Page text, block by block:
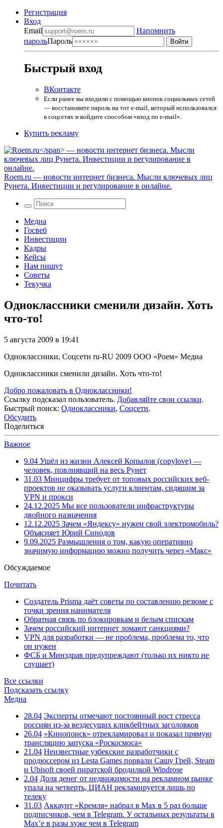
Регистрация
Вход
Email
Напомнить
парольПароль
Быстрый вход
ВКонтакте
Если ранее вы входили с помощью кнопок социальных сетей
— восстановите пароль на тот e-mail, который использовался
в соцсетях и войдите способом «вход по e-mail».
Купить рекламу
Roem.ru — новости интернет бизнеса. Мысли ключевых лиц
Рунета. Инвестиции и регулирование в онлайне.
Медиа
Госвеб
Инвестиции
Кадры
Кейсы
Нам пишут
Советы
Текучка
Одноклассники сменили дизайн. Хоть
что-то!
5 августа 2009 в 19:41
Одноклассники, Соцсети ru-RU 2009 ООО «Роем» Медиа
Одноклассники сменили дизайн. Хоть что-то!
Добро пожаловать в Одноклассники!
Ссылку подсказал пользователь. Добавляйте свои ссылки.
Быстрый поиск: Одноклассники, Соцсети.
Обсудить
Поделиться
Важное
9.04 Ушёл из жизни Алексей Копылов (copylove) —
человек, повлиявший на весь Рунет
31.03 Минцифры требует от топовых российских веб-
проектов не оказывать услуги клиентам, сидящим за
VPN и прокси
24.12.2025 Мы все пользователи инфраструктуры
двойного назначения
12.12.2025 Зачем «Яндексу» нужен свой электромобиль?
Объясняет Юрий Синодов
9.09.2025 Размышления о том, какую оперативно
значимую информацию можно получить через «Макс»
Обсуждаемое
Почитать
Создатель Prisma даёт советы по составлению резюме с
точки зрения нанимателя
Обратная связь по блокировкам и белым спискам
Зачем российский интернет ломают санкциями?
VPN для разработки — не проблема, проблема то, что
он нужен
ФСБ и Минздрав предупреждают (только их никто не
слушает)
Все ссылки
Подсказать ссылку
Медиа
28.04 Эксперты отмечают постоянный рост стресса
россиян из-за вездесущих кликбейтных заголовков
26.04 «Кинопоиск» отрекламировал и показал прямую
трансляцию запуска «Роскосмоса»
21.04 Неизвестные узбекские разработчики с
продюссером из Lesta Games порвали Сашу Грей, Steam
и Ubisoft своей пиратской бродилкой Windrose
2.04 Доля денег от недвижимости на рекламном рынке
упала на четверть, ЦИАН рекламируется лишь по
телеку
31.03 Аккаунт «Кремля» набрал в Max в 5 раз больше
подписчиков, чем в Telegram. У остальных результаты в
Max’е в разы хуже чем в Telegram